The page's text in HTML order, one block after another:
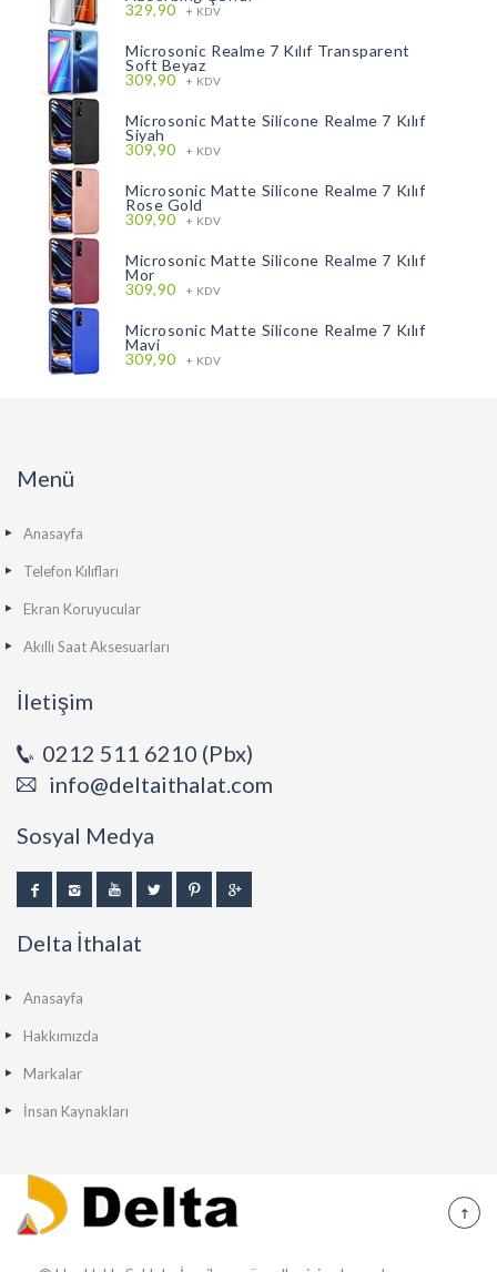
329,90 + KDV
Microsonic Realme 7 Kılıf Transparent
Soft Beyaz
309,90 + KDV
Microsonic Matte Silicone Realme 7 Kılıf
Siyah
309,90 + KDV
Microsonic Matte Silicone Realme 7 Kılıf
Rose Gold
309,90 + KDV
Microsonic Matte Silicone Realme 7 Kılıf
Mor
309,90 + KDV
Microsonic Matte Silicone Realme 7 Kılıf
Mavi
309,90 + KDV
Menü
Anasayfa
Telefon Kılıfları
Ekran Koruyucular
Akıllı Saat Aksesuarları
İletişim
0212 511 6210 (Pbx)
info@deltaithalat.com
Sosyal Medya
Delta İthalat
Anasayfa
Hakkımızda
Markalar
İnsan Kaynakları